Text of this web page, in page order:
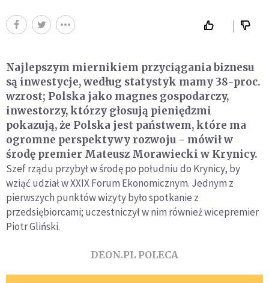
Najlepszym miernikiem przyciągania biznesu
są inwestycje, według statystyk mamy 38-proc.
wzrost; Polska jako magnes gospodarczy,
inwestorzy, którzy głosują pieniędzmi
pokazują, że Polska jest państwem, które ma
ogromne perspektywy rozwoju - mówił w
środę premier Mateusz Morawiecki w Krynicy.
Szef rządu przybył w środę po południu do Krynicy, by
wziąć udział w XXIX Forum Ekonomicznym. Jednym z
pierwszych punktów wizyty było spotkanie z
przedsiębiorcami; uczestniczył w nim również wicepremier
Piotr Gliński.
DEON.PL POLECA